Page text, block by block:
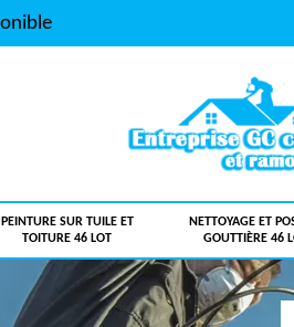
PEINTURE SUR TUILE ET
TOITURE 46 LOT
NETTOYAGE ET
GOUTTIÈRE 46